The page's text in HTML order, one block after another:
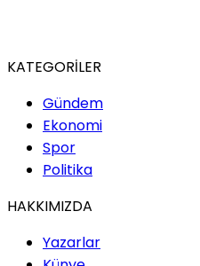
KATEGORİLER
Gündem
Ekonomi
Spor
Politika
HAKKIMIZDA
Yazarlar